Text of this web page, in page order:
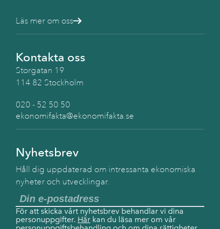
Läs mer om oss
Kontakta oss
Storgatan 19
114 82 Stockholm
020 - 52 50 50
ekonomifakta@ekonomifakta.se
Nyhetsbrev
Håll dig uppdaterad om intressanta ekonomiska
nyheter och utvecklingar.
För att skicka vårt nyhetsbrev behandlar vi dina
personuppgifter. Här kan du läsa mer om vår